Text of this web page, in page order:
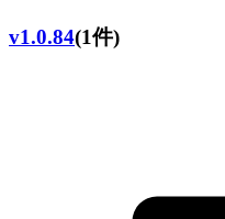
v1.0.84(1件)